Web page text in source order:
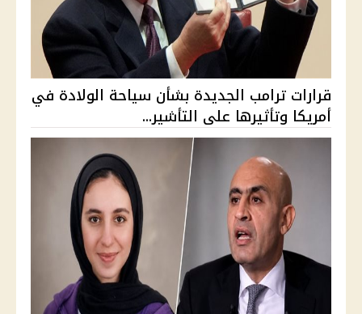
قرارات ترامب الجديدة بشأن سياحة الولادة في
أمريكا وتأثيرها على التأشير...